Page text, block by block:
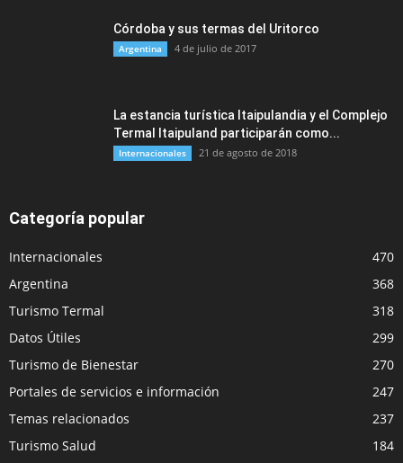
Córdoba y sus termas del Uritorco
Argentina 4 de julio de 2017
La estancia turística Itaipulandia y el Complejo
Termal Itaipuland participarán como...
Internacionales 21 de agosto de 2018
Categoría popular
Internacionales
470
Argentina
368
Turismo Termal
318
Datos Útiles
299
Turismo de Bienestar
270
Portales de servicios e información
247
Temas relacionados
237
Turismo Salud
184